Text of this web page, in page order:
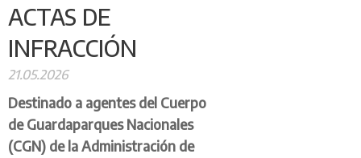
ACTAS DE
INFRACCIÓN
21.05.2026
Destinado a agentes del Cuerpo
de Guardaparques Nacionales
(CGN) de la Administración de